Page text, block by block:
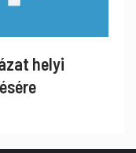
helyi